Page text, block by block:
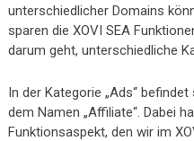
unterschiedlicher Domains
sparen die XOVI SEA
darum geht, unterschiedliche
In der Kategorie „Ads“
dem Namen „Affiliate“. Dabei
Funktionsaspekt, den wir im